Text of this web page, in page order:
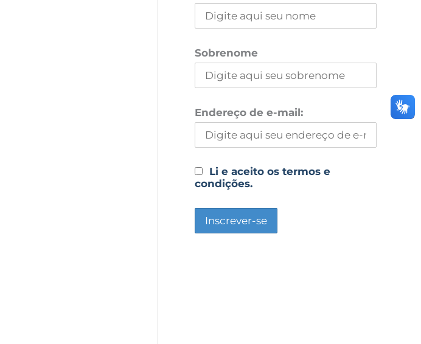
Sobrenome
Endereço de e-mail:
Li e aceito os termos e
condições.